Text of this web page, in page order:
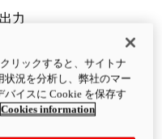
力
ター 製品詳細
リックすると、サイトナ
状況を分析し、弊社のマー
イスに Cookie を保存す
Cookies information